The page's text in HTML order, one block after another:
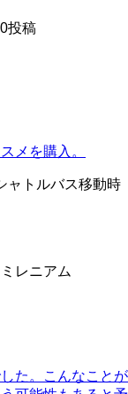
投稿
メを購入。
ャトルバス移動時
レニアム
た。こんなことが